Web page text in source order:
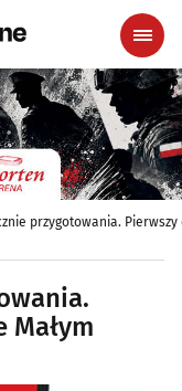
przygotowania.
Małym